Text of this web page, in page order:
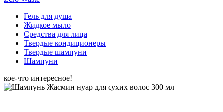
Гель для душа
Жидкое мыло
Средства для лица
Твердые кондиционеры
Твердые шампуни
Шампуни
кое-что интересное!